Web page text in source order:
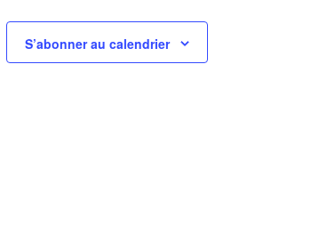
S’abonner au calendrier